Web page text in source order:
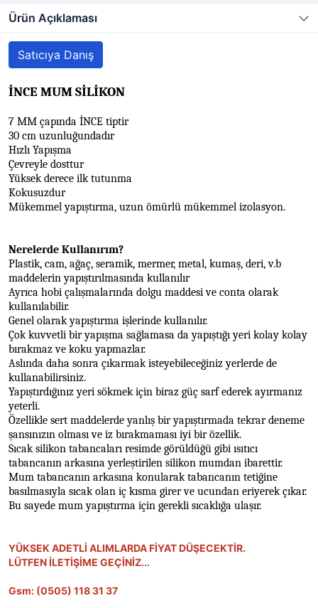
Ürün Açıklaması
Satıcıya Danış
İNCEMUM SİLİKON
7 MM çapında İNCE tiptir
30 cm uzunluğundadır
Hızlı Yapışma
Çevreyle dosttur
Yüksek derece ilk tutunma
Kokusuzdur
Mükemmel yapıştırma, uzun ömürlü mükemmel izolasyon.
Nerelerde Kullanırım?
Plastik, cam, ağaç, seramik, mermer, metal, kumaş, deri, v.b
maddelerin yapıştırılmasında kullanılır
Ayrıca hobi çalışmalarında dolgu maddesi ve conta olarak
kullanılabilir.
Genel olarak yapıştırma işlerinde kullanılır.
Çok kuvvetli bir yapışma sağlamasa da yapıştığı yeri kolay kolay
bırakmaz ve koku yapmazlar.
Aslında daha sonra çıkarmak isteyebileceğiniz yerlerde de
kullanabilirsiniz.
Yapıştırdığınız yeri sökmek için biraz güç sarf ederek ayırmanız
yeterli.
Özellikle sert maddelerde yanlış bir yapıştırmada tekrar deneme
şansınızın olması ve iz bırakmaması iyi bir özellik.
Sıcak silikon tabancaları resimde görüldüğü gibi ısıtıcı
tabancanın arkasına yerleştirilen silikon mumdan ibarettir.
Mum tabancanın arkasına konularak tabancanın tetiğine
basılmasıyla sıcak olan iç kısma girer ve ucundan eriyerek çıkar.
Bu sayede mum yapıştırma için gerekli sıcaklığa ulaşır.
YÜKSEK ADETLİ ALIMLARDA FİYAT DÜŞECEKTİR.
LÜTFEN İLETİŞİME GEÇİNİZ...
Gsm: (0505) 118 31 37